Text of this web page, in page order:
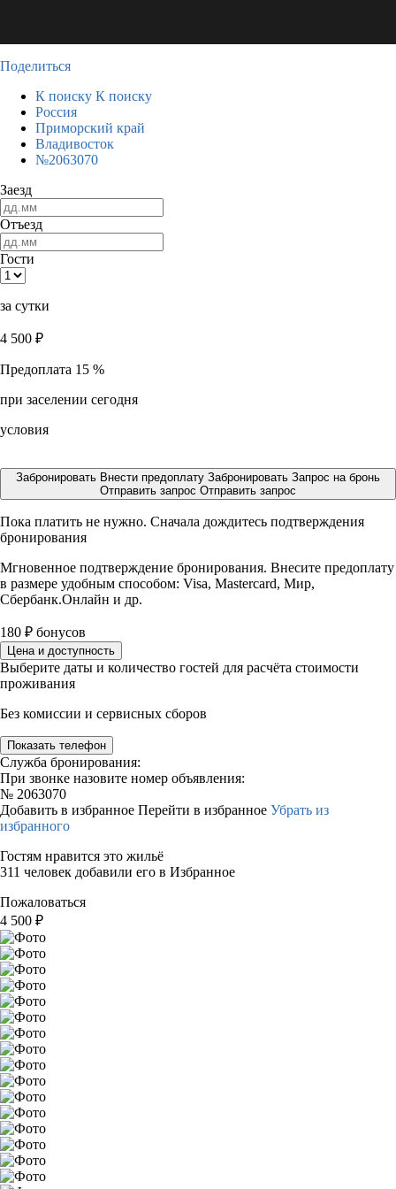
Поделиться
К поиску К поиску
Россия
Приморский край
Владивосток
№2063070
Заезд
Отъезд
Гости
за сутки
4 500 ₽
Предоплата 15 %
при заселении сегодня
условия
Забронировать Внести предоплату Забронировать Запрос на бронь
Отправить запрос Отправить запрос
Пока платить не нужно. Сначала дождитесь подтверждения
бронирования
Мгновенное подтверждение бронирования. Внесите предоплату
в размере удобным способом: Visa, Mastercard, Мир,
Сбербанк.Онлайн и др.
180 ₽ бонусов
Цена и доступность
Выберите даты и количество гостей для расчёта стоимости
проживания
Без комиссии и сервисных сборов
Показать телефон
Служба бронирования:
При звонке назовите номер объявления:
№ 2063070
Добавить в избранное Перейти в избранное Убрать из
избранного
Гостям нравится это жильё
311 человек добавили его в Избранное
Пожаловаться
4 500 ₽